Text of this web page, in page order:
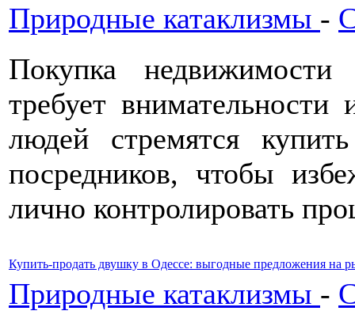
Природные катаклизмы -
Покупка
требует
людей стремятся
посредников, чтобы
лично контролировать
Купить-продать двушку в Одессе: выгодные предложения на
Природные катаклизмы -